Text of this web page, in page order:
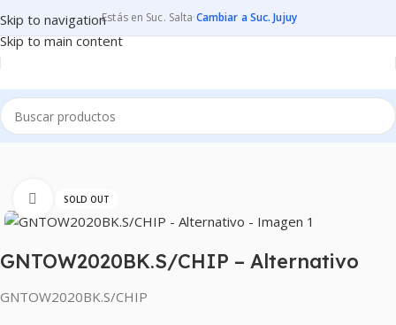
Skip to navigation
Skip to main content
Estás en Suc. Salta·Cambiar a Suc. Jujuy
Inicio CONSUMIBLES CARTUCHOS PARA IMPRESORAS
SOLD OUT
Clic para ampliar
GNTOW2020BK.S/CHIP – Alternativo
GNTOW2020BK.S/CHIP